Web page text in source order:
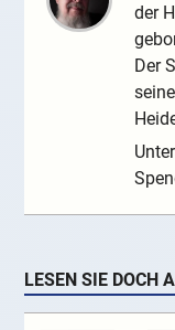
der
Der
LESEN SIE DOCH